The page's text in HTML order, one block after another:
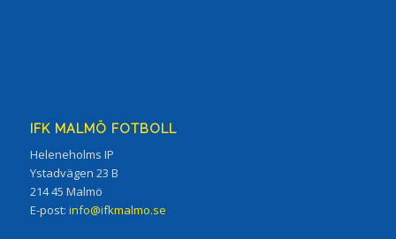
IFK MALMÖ FOTBOLL
Heleneholms IP
Ystadvägen 23 B
214 45 Malmö
E-post: info@ifkmalmo.se